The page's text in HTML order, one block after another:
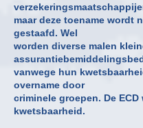
maar deze toename wordt
gestaafd. Wel
worden diverse malen
vanwege hun
overname door
criminele groepen. De
kwetsbaarheid.